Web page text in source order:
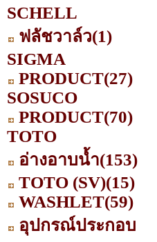
SCHELL
ฟลัชวาล์ว(1)
SIGMA
PRODUCT(27)
SOSUCO
PRODUCT(70)
TOTO
อ่างอาบน้ำ(153)
TOTO (SV)(15)
WASHLET(59)
อุปกรณ์ประกอบ